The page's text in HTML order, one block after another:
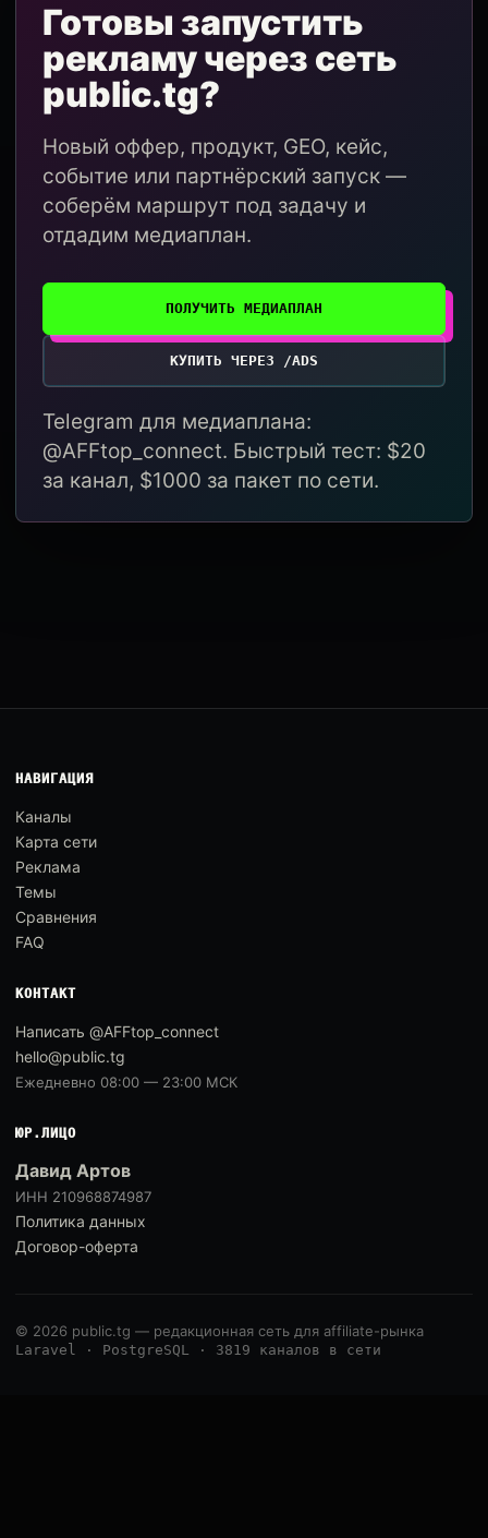
Готовы запустить
рекламу через сеть
public.tg?
Новый оффер, продукт, GEO, кейс,
событие или партнёрский запуск —
соберём маршрут под задачу и
отдадим медиаплан.
ПОЛУЧИТЬ МЕДИАПЛАН
КУПИТЬ ЧЕРЕЗ /ADS
Telegram для медиаплана:
@AFFtop_connect. Быстрый тест: $20
за канал, $1000 за пакет по сети.
НАВИГАЦИЯ
Каналы
Карта сети
Реклама
Темы
Сравнения
FAQ
КОНТАКТ
Написать @AFFtop_connect
hello@public.tg
Ежедневно 08:00 — 23:00 МСК
ЮР.ЛИЦО
Давид Артов
ИНН 210968874987
Политика данных
Договор-оферта
© 2026 public.tg — редакционная сеть для affiliate-рынка
Laravel · PostgreSQL · 3819 каналов в сети